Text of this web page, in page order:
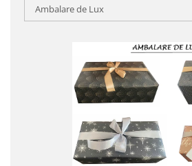
Ambalare de Lux